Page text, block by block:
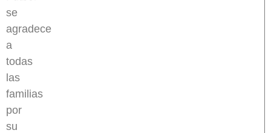
se
agradece
a
todas
las
familias
por
su